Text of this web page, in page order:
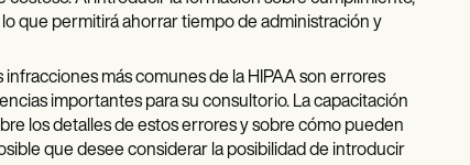
que permitirá ahorrar tiempo de administración y
más comunes de la HIPAA son errores
importantes para su consultorio. La capacitación
los detalles de estos errores y sobre cómo pueden
que desee considerar la posibilidad de introducir